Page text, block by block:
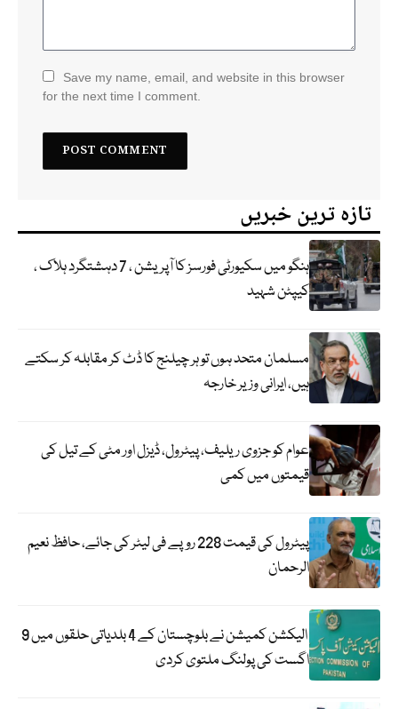
Save my name, email, and website in this browser
for the next time I comment.
تازہ ترین خبریں
ہنگو میں سکیورٹی فورسز کا آپریشن ، 7 دہشتگرد ہلاک ،
کیپٹن شہید
مسلمان متحد ہوں تو ہر چیلنج کا ڈٹ کر مقابلہ کر سکتے
ہیں، ایرانی وزیر خارجہ
عوام کو جزوی ریلیف، پیٹرول، ڈیزل اور مٹی کے تیل کی
قیمتوں میں کمی
پیٹرول کی قیمت 228 روپے فی لیٹر کی جائے، حافظ نعیم
الرحمان
الیکشن کمیشن نے بلوچستان کے 4 بلدیاتی حلقوں میں 9
اگست کی پولنگ ملتوی کردی